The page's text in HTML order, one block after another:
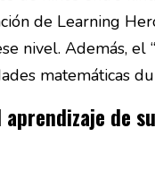
de Learning
nivel. Además,
matemáticas
de